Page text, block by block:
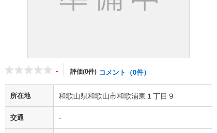
- 評価(0件) コメント（0件）
所在地 和歌山県和歌山市和歌浦東１丁目９
交通 -